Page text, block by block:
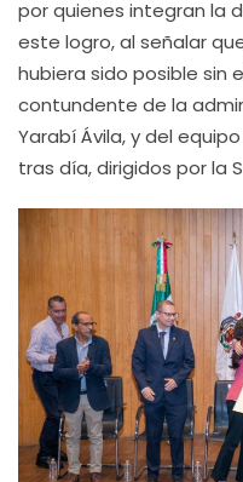
por quienes integran la
este logro, al señalar
hubiera sido posible sin
contundente de la
Yarabí Ávila, y del
tras día, dirigidos por la